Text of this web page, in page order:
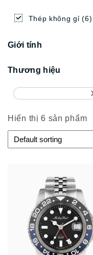
Thép không gỉ (6)
Giới tính
Thương hiệu
Hiển thị 6 sản phẩm